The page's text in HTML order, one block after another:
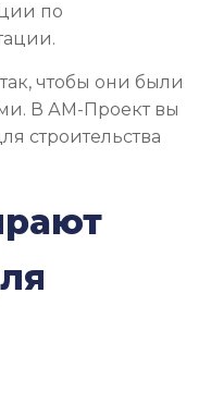
по
чтобы они были
В АМ-Проект вы
строительства